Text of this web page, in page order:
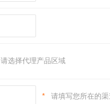
请选择代理产品区域
* 请填写您所在的